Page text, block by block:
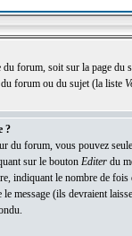
forum, soit sur la page du
forum ou du sujet (la liste
?
du forum, vous pouvez
sur le bouton Editerdu
indiquant le nombre
(ils devraient